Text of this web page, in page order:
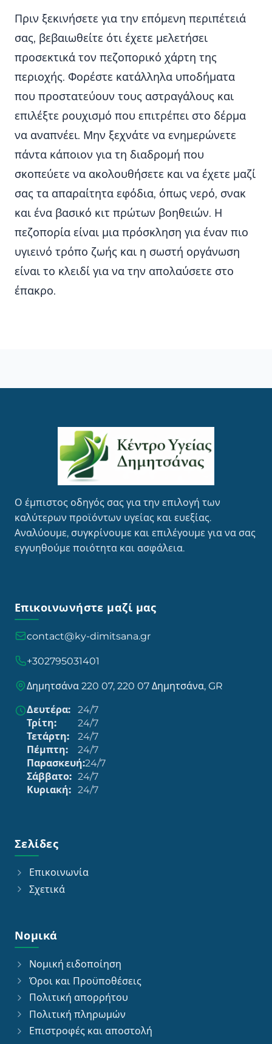
Πριν ξεκινήσετε για την επόμενη περιπέτειά
σας, βεβαιωθείτε ότι έχετε μελετήσει
προσεκτικά τον πεζοπορικό χάρτη της
περιοχής. Φορέστε κατάλληλα υποδήματα
που προστατεύουν τους αστραγάλους και
επιλέξτε ρουχισμό που επιτρέπει στο δέρμα
να αναπνέει. Μην ξεχνάτε να ενημερώνετε
πάντα κάποιον για τη διαδρομή που
σκοπεύετε να ακολουθήσετε και να έχετε μαζί
σας τα απαραίτητα εφόδια, όπως νερό, σνακ
και ένα βασικό κιτ πρώτων βοηθειών. Η
πεζοπορία είναι μια πρόσκληση για έναν πιο
υγιεινό τρόπο ζωής και η σωστή οργάνωση
είναι το κλειδί για να την απολαύσετε στο
έπακρο.
Ο έμπιστος οδηγός σας για την επιλογή των
καλύτερων προϊόντων υγείας και ευεξίας.
Αναλύουμε, συγκρίνουμε και επιλέγουμε για να σας
εγγυηθούμε ποιότητα και ασφάλεια.
Επικοινωνήστε μαζί μας
contact@ky-dimitsana.gr
+302795031401
Δημητσάνα 220 07, 220 07 Δημητσάνα, GR
Δευτέρα:
24/7
Τρίτη:
24/7
Τετάρτη:
24/7
Πέμπτη:
24/7
Παρασκευή:24/7
Σάββατο: 24/7
Κυριακή: 24/7
Σελίδες
Επικοινωνία
Σχετικά
Νομικά
Νομική ειδοποίηση
Όροι και Προϋποθέσεις
Πολιτική απορρήτου
Πολιτική πληρωμών
Επιστροφές και αποστολή